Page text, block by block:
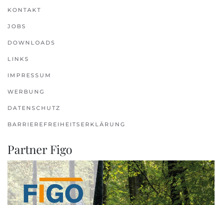
KONTAKT
JOBS
DOWNLOADS
LINKS
IMPRESSUM
WERBUNG
DATENSCHUTZ
BARRIEREFREIHEITSERKLÄRUNG
Partner Figo